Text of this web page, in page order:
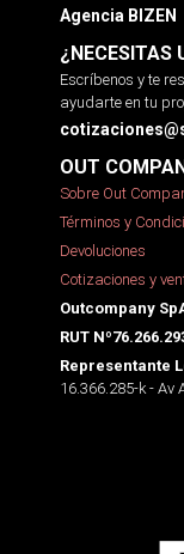
Agencia BIZEN
¿NECESITAS
Escríbenos y te
ayudarte en tu
OUT
Sobre Out
Términos y
Devoluciones
Cotizaciones y
Outcompany
RUT
Representante
16.366.285-k - Av